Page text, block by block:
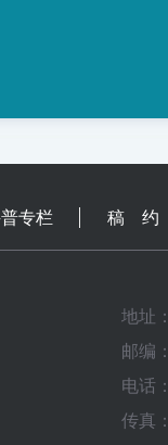
专栏 稿 约
地址
邮编
电话
传真